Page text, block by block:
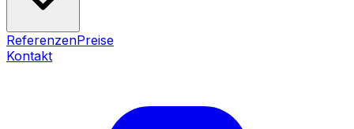
ReferenzenPreise
Kontakt